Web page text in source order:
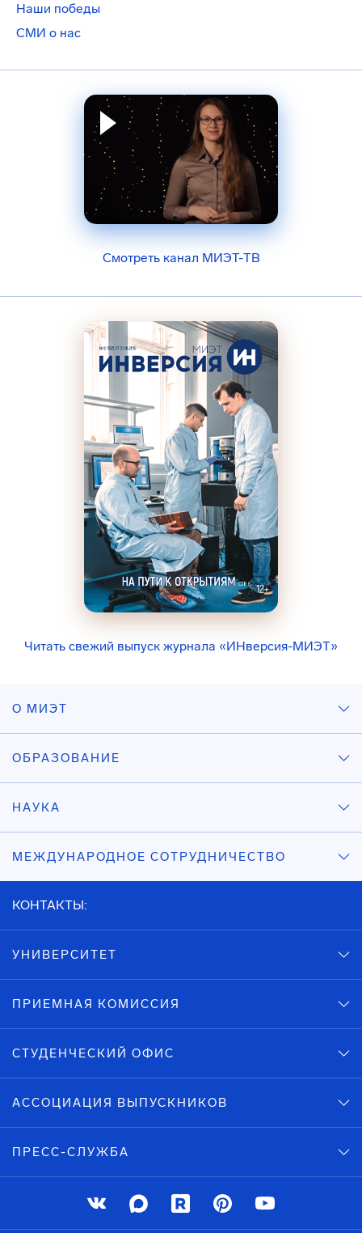
Наши победы
СМИ о нас
Смотреть канал МИЭТ-ТВ
Читать свежий выпуск журнала «ИНверсия-МИЭТ»
О МИЭТ
ОБРАЗОВАНИЕ
НАУКА
МЕЖДУНАРОДНОЕ СОТРУДНИЧЕСТВО
КОНТАКТЫ:
УНИВЕРСИТЕТ
ПРИЕМНАЯ КОМИССИЯ
СТУДЕНЧЕСКИЙ ОФИС
АССОЦИАЦИЯ ВЫПУСКНИКОВ
ПРЕСС-СЛУЖБА